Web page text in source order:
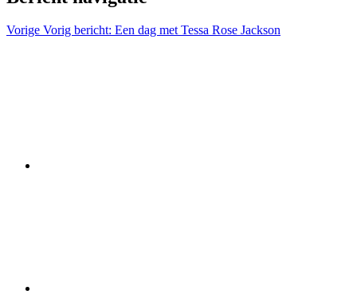
Vorige Vorig bericht: Een dag met Tessa Rose Jackson